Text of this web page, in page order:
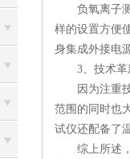
负氧离子测
样的设置方便
身集成外接电
3、技术革
因为注重技
范围的同时也
试仪还配备了
综上所述，